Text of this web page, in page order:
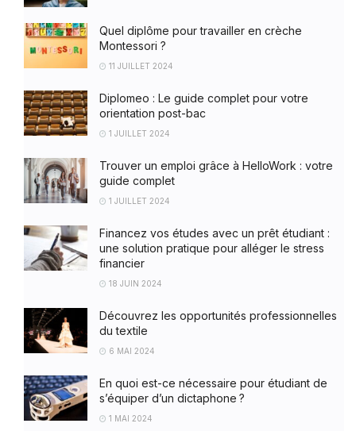
Quel diplôme pour travailler en crèche
Montessori ?
11 JUILLET 2024
Diplomeo : Le guide complet pour votre
orientation post-bac
1 JUILLET 2024
Trouver un emploi grâce à HelloWork : votre
guide complet
1 JUILLET 2024
Financez vos études avec un prêt étudiant :
une solution pratique pour alléger le stress
financier
18 JUIN 2024
Découvrez les opportunités professionnelles
du textile
6 MAI 2024
En quoi est-ce nécessaire pour étudiant de
s’équiper d’un dictaphone ?
1 MAI 2024